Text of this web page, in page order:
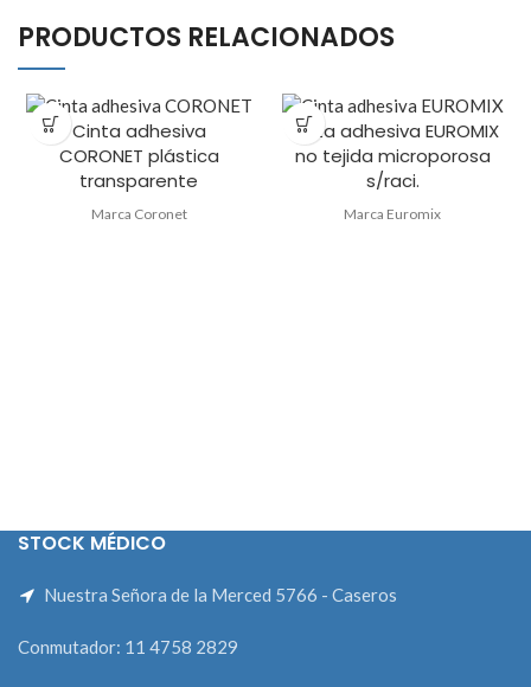
PRODUCTOS RELACIONADOS
Cinta adhesiva
CORONET plástica
transparente
Marca Coronet
Cinta adhesiva EUROMIX
no tejida microporosa
s/raci.
Marca Euromix
STOCK MÉDICO
Nuestra Señora de la Merced 5766 - Caseros
Conmutador: 11 4758 2829